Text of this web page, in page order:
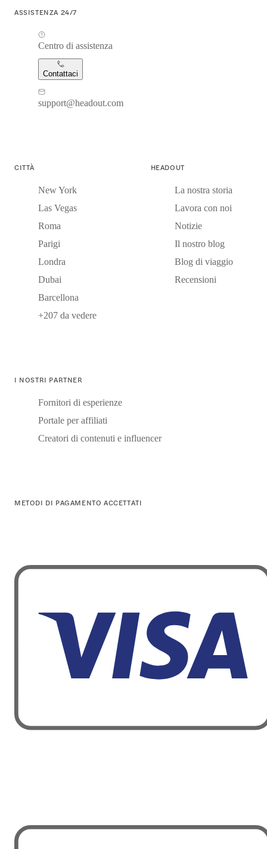
ASSISTENZA 24/7
Centro di assistenza
Contattaci
support@headout.com
CITTÀ
New York
Las Vegas
Roma
Parigi
Londra
Dubai
Barcellona
+207 da vedere
HEADOUT
La nostra storia
Lavora con noi
Notizie
Il nostro blog
Blog di viaggio
Recensioni
I NOSTRI PARTNER
Fornitori di esperienze
Portale per affiliati
Creatori di contenuti e influencer
METODI DI PAGAMENTO ACCETTATI